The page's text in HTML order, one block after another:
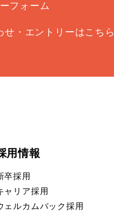
フォーム
・エントリーはこちら
用情報
卒採用
ャリア採用
ェルカムバック採用